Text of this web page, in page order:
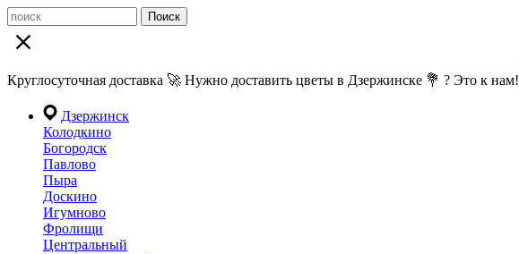
Поиск
Круглосуточная доставка 🚀 Нужно доставить цветы в Дзержинске 💐 ? Это к нам!
Дзержинск
Колодкино
Богородск
Павлово
Пыра
Доскино
Игумново
Фролищи
Центральный